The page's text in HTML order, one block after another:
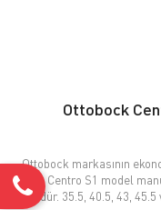
Ottobock
Ottobock markasının
alan Centro S1 model
üründür. 35.5, 40.5, 43,